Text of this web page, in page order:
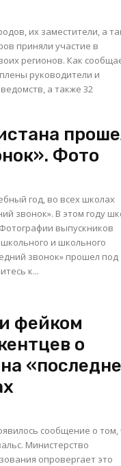
их заместители, а
приняли участие в
Как сообщает
руководители и
а также 32
Фото
год, во всех школах
звонок». В этом году
и школьного
к...
фейком
о
сообщение о том,
Министерство
опровергает это